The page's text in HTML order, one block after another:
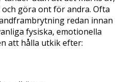
göra ont för andra. Ofta
redan innan
fysiska, emotionella
att hålla utkik efter: